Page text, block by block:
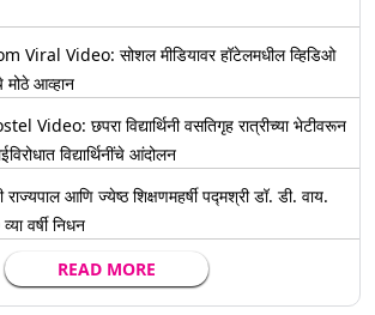
Viral Video: सोशल मीडियावर हॉटेलमधील व्हिडिओ
मोठे आव्हान
छपरा विद्यार्थिनी वसतिगृह रात्रीच्या भेटीवरून
विद्यार्थिनींचे आंदोलन
आणि ज्येष्ठ शिक्षणमहर्षी पद्मश्री डॉ. डी. वाय.
वर्षी निधन
READ MORE